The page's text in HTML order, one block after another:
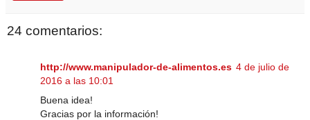
24 comentarios:
http://www.manipulador-de-alimentos.es 4 de julio de
2016 a las 10:01
Buena idea!
Gracias por la información!